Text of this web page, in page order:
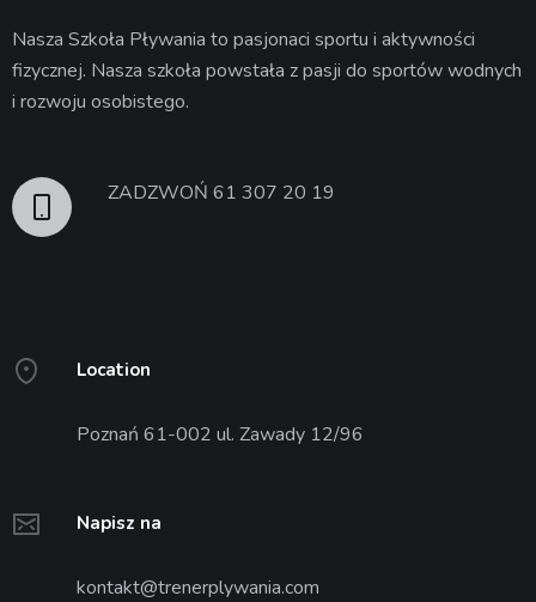
Nasza Szkoła Pływania to pasjonaci sportu i aktywności
fizycznej. Nasza szkoła powstała z pasji do sportów wodnych
i rozwoju osobistego.
ZADZWOŃ 61 307 20 19
Location
Poznań 61-002 ul. Zawady 12/96
Napisz na
kontakt@trenerplywania.com